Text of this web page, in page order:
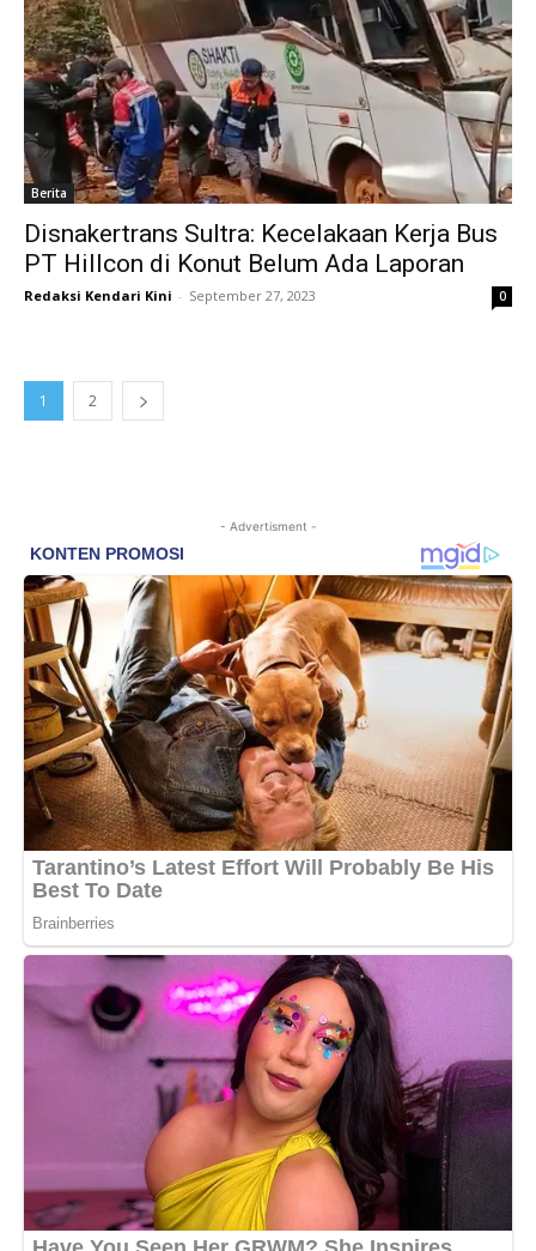
Berita
Disnakertrans Sultra: Kecelakaan Kerja Bus
PT Hillcon di Konut Belum Ada Laporan
Redaksi Kendari Kini - September 27, 2023 0
1 2
- Advertisment -